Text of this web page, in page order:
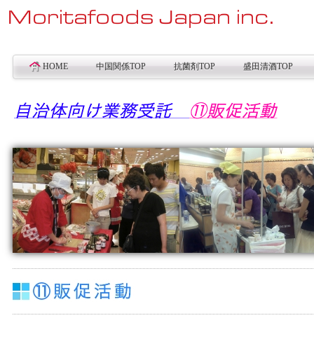
HOME 中国関係TOP 抗菌剤TOP 盛田清酒TOP